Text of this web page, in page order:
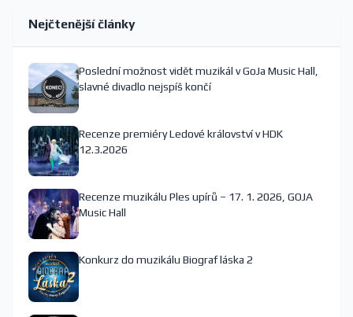
Nejčtenější články
Poslední možnost vidět muzikál v GoJa Music Hall,
slavné divadlo nejspíš končí
Recenze premiéry Ledové království v HDK
12.3.2026
Recenze muzikálu Ples upírů – 17. 1. 2026, GOJA
Music Hall
Konkurz do muzikálu Biograf láska 2